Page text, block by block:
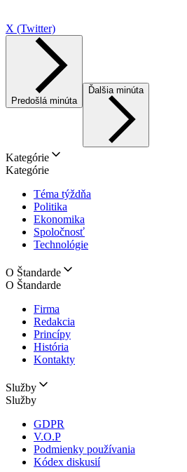
X (Twitter)
Predošlá minúta
Ďalšia minúta
Kategórie
Kategórie
Téma týždňa
Politika
Ekonomika
Spoločnosť
Technológie
O Štandarde
O Štandarde
Firma
Redakcia
Princípy
História
Kontakty
Služby
Služby
GDPR
V.O.P
Podmienky používania
Kódex diskusií